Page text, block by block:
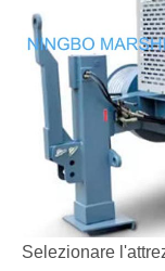
Selezionare